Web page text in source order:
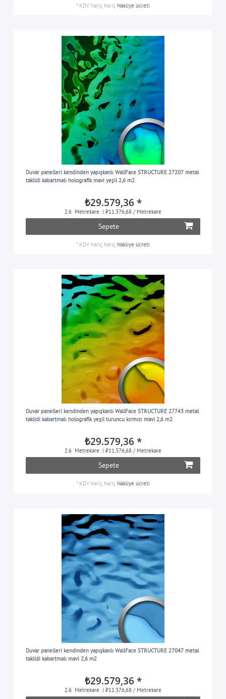
* KDV hariç hariç Nakliye ücreti
Duvar panelleri kendinden yapışkanlı WallFace STRUCTURE 27207 metal
taklidi kabartmalı holografik mavi yeşil 2,6 m2
₺29.579,36 *
2.6 Metrekare | ₺11.376,68 / Metrekare
Sepete
* KDV hariç hariç Nakliye ücreti
Duvar panelleri kendinden yapışkanlı WallFace STRUCTURE 27743 metal
taklidi kabartmalı holografik yeşil turuncu kırmızı mavi 2,6 m2
₺29.579,36 *
2.6 Metrekare | ₺11.376,68 / Metrekare
Sepete
* KDV hariç hariç Nakliye ücreti
Duvar panelleri kendinden yapışkanlı WallFace STRUCTURE 27047 metal
taklidi kabartmalı mavi 2,6 m2
₺29.579,36 *
2.6 Metrekare | ₺11.376,68 / Metrekare